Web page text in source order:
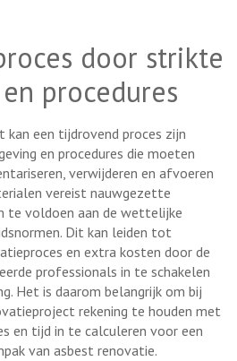
door strikte
procedures
kan een tijdrovend proces zijn
en procedures die moeten
verwijderen en afvoeren
vereist nauwgezette
te voldoen aan de wettelijke
Dit kan leiden tot
en extra kosten door de
professionals in te schakelen
Het is daarom belangrijk om bij
rekening te houden met
en tijd in te calculeren voor een
van asbest renovatie.